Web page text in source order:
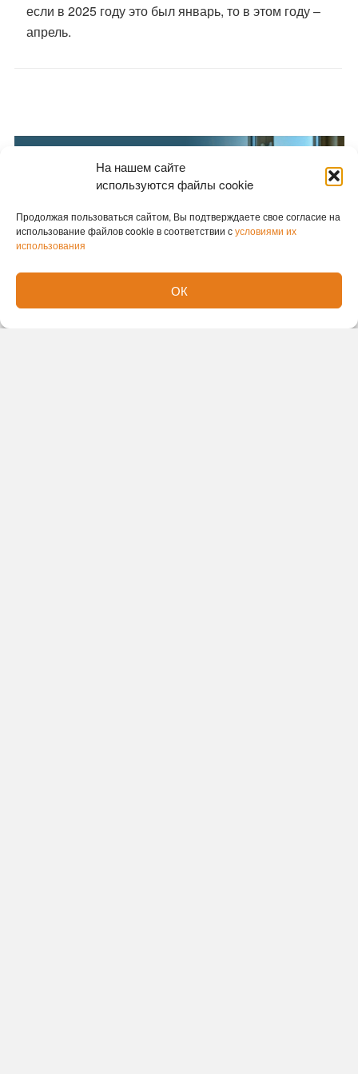
На нашем сайте
используются файлы cookie
Продолжая пользоваться сайтом, Вы подтверждаете свое согласие на
использование файлов cookie в соответствии сусловиями их
использования
ОК
если в 2025 году это был январь, то в этом году –
апрель.